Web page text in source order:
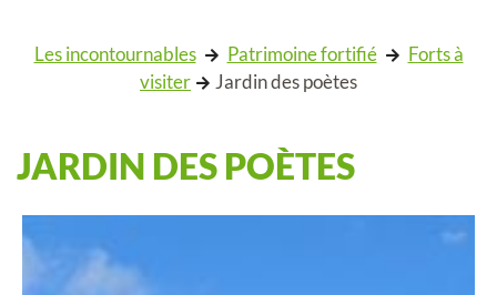
Les incontournables Patrimoine fortifié
Forts à
visiter
Jardin des poètes
JARDIN DES POÈTES